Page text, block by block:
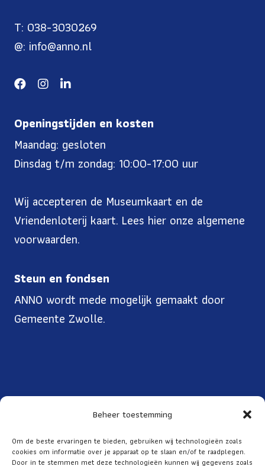
Beheer toestemming
Om de beste ervaringen te bieden, gebruiken wij technologieën zoals
cookies om informatie over je apparaat op te slaan en/of te raadplegen.
Door in te stemmen met deze technologieën kunnen wij gegevens zoals
T: 038-3030269
@: info@anno.nl
Openingstijden en kosten
Maandag: gesloten
Dinsdag t/m zondag: 10:00-17:00 uur
Wij accepteren de Museumkaart en de
Vriendenloterij kaart. Lees hier onze algemene
voorwaarden.
Steun en fondsen
ANNO wordt mede mogelijk gemaakt door
Gemeente Zwolle.
Toegankelijkheid
Over ANNO